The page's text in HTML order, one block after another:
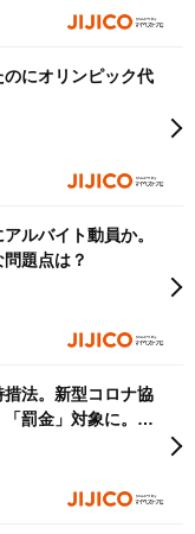
にオリンピック代
ルバイト動員か。
題点は？
法。新型コロナ協
罰金」対象に。回
は困難！？